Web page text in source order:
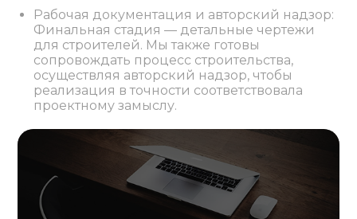
Рабочая документация и авторский надзор:
Финальная стадия — детальные чертежи
для строителей. Мы также готовы
сопровождать процесс строительства,
осуществляя авторский надзор, чтобы
реализация в точности соответствовала
проектному замыслу.